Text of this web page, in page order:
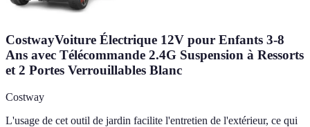
CostwayVoiture Électrique 12V pour Enfants 3-8
Ans avec Télécommande 2.4G Suspension à Ressorts
et 2 Portes Verrouillables Blanc
Costway
L'usage de cet outil de jardin facilite l'entretien de l'extérieur, ce qui